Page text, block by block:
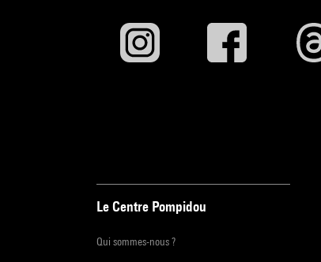
Le Centre Pompidou
Qui sommes-nous ?